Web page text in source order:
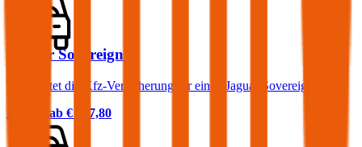
Jaguar Sovereign
Was kostet die Kfz-Versicherung für einen Jaguar Sovereign?
Prämie ab € 167,80